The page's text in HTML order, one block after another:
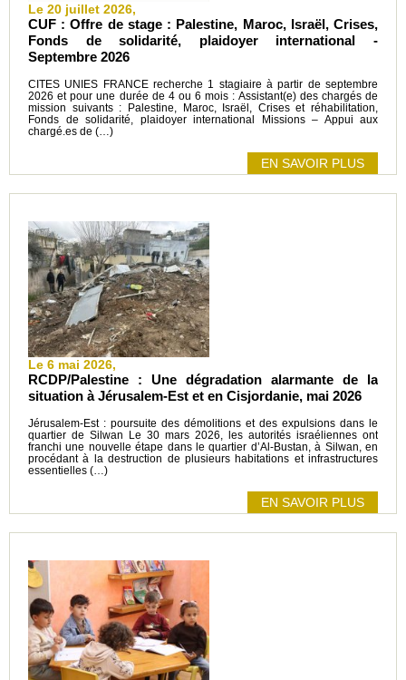
Le 20 juillet 2026,
CUF : Offre de stage : Palestine, Maroc, Israël, Crises,
Fonds de solidarité, plaidoyer international -
Septembre 2026
CITES UNIES FRANCE recherche 1 stagiaire à partir de septembre
2026 et pour une durée de 4 ou 6 mois : Assistant(e) des chargés de
mission suivants : Palestine, Maroc, Israël, Crises et réhabilitation,
Fonds de solidarité, plaidoyer international Missions – Appui aux
chargé.es de (…)
EN SAVOIR PLUS
Le 6 mai 2026,
RCDP/Palestine : Une dégradation alarmante de la
situation à Jérusalem-Est et en Cisjordanie, mai 2026
Jérusalem-Est : poursuite des démolitions et des expulsions dans le
quartier de Silwan Le 30 mars 2026, les autorités israéliennes ont
franchi une nouvelle étape dans le quartier d’Al-Bustan, à Silwan, en
procédant à la destruction de plusieurs habitations et infrastructures
essentielles (…)
EN SAVOIR PLUS